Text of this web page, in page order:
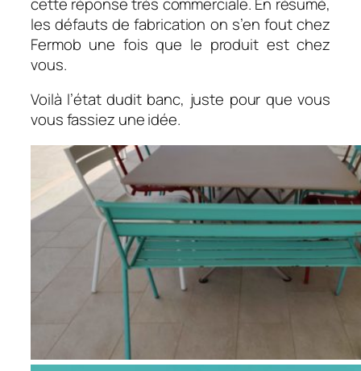
les défauts de fabrication on s’en fout chez
Fermob une fois que le produit est chez
vous.
Voilà l’état dudit banc, juste pour que vous
vous fassiez une idée.